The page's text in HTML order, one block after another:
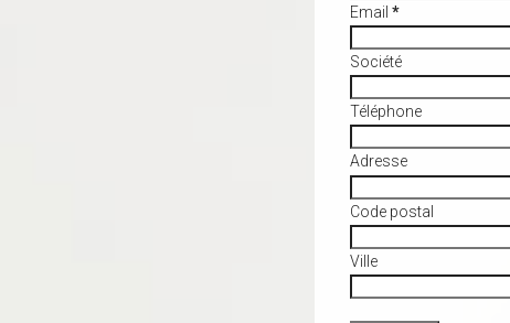
Email *
Société
Téléphone
Adresse
Code postal
Ville